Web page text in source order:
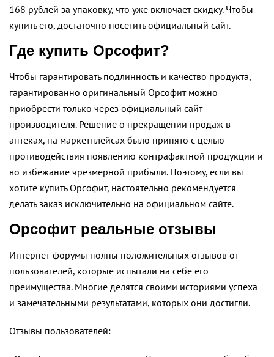
168 рублей за упаковку, что уже включает скидку. Чтобы
купить его, достаточно посетить официальный сайт.
Где купить Орсофит?
Чтобы гарантировать подлинность и качество продукта,
гарантированно оригинальный Орсофит можно
приобрести только через официальный сайт
производителя. Решение о прекращении продаж в
аптеках, на маркетплейсах было принято с целью
противодействия появлению контрафактной продукции и
во избежание чрезмерной прибыли. Поэтому, если вы
хотите купить Орсофит, настоятельно рекомендуется
делать заказ исключительно на официальном сайте.
Орсофит реальные отзывы
Интернет-форумы полны положительных отзывов от
пользователей, которые испытали на себе его
преимущества. Многие делятся своими историями успеха
и замечательными результатами, которых они достигли.
Отзывы пользователей: